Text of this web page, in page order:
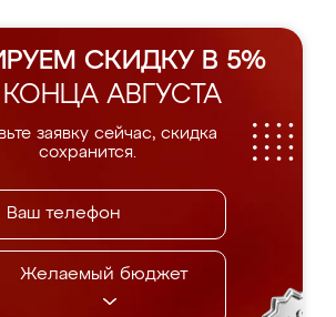
СКИДКУ В 5%
АВГУСТА
заявку сейчас, скидка
сохранится.
Желаемый бюджет